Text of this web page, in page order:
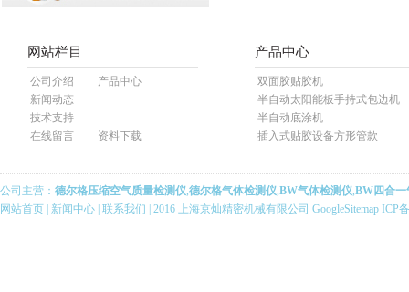
网站栏目
公司介绍
产品中心
新闻动态
技术支持
在线留言
资料下载
产品中心
双面胶贴胶机
半自动太阳能板手持式包边机
半自动底涂机
插入式贴胶设备方形管款
公司主营： 德尔格压缩空气质量检测仪,德尔格气体检测仪,BW气体检测仪,BW四合一
网站首页
新闻中心 联系我们 | 2016 上海京灿精密机械有限公司 GoogleSitemap ICP